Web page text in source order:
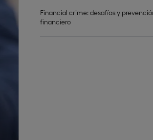
Financial crime: desafíos y
financiero